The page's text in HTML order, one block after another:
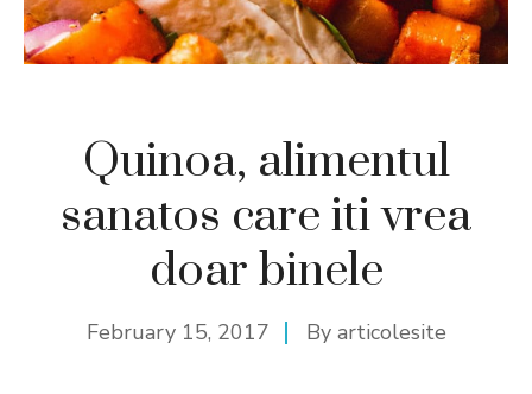
Quinoa, alimentul
sanatos care iti vrea
doar binele
February 15, 2017 By articolesite